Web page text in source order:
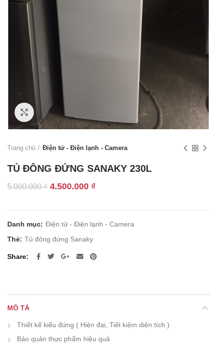
Click to enlarge
Trang chủ Điện tử - Điện lạnh - Camera
TỦ ĐÔNG ĐỨNG SANAKY 230L
5.000.000₫ Giá
4.500.000 ₫Giá
4.500.000 ₫.
Danh mục: Điện tử - Điện lạnh - Camera
Thẻ: Tủ đông đứng Sanaky
Share
MÔ TẢ
Thiết kế kiểu đứng ( Hiện đại, Tiết kiệm diện tích )
Bảo quản thực phẩm hiệu quả